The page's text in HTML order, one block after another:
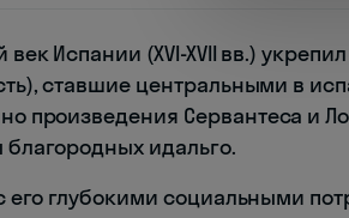
век Испании (XVI-XVII вв.)
ставшие центральными в
произведения Сервантеса и
идальго.
его глубокими социальными